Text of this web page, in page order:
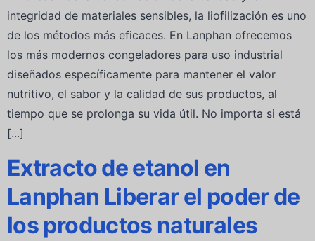
integridad de materiales sensibles, la liofilización es uno
de los métodos más eficaces. En Lanphan ofrecemos
los más modernos congeladores para uso industrial
diseñados específicamente para mantener el valor
nutritivo, el sabor y la calidad de sus productos, al
tiempo que se prolonga su vida útil. No importa si está
[...]
Extracto de etanol en
Lanphan Liberar el poder de
los productos naturales